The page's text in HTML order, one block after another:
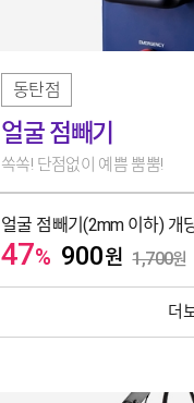
동탄점
얼굴 점빼기
쏙쏙! 단점없이 예쁨 뿜뿜!
얼굴 점빼기(2mm 이하) 개
47% 900원 1,700원